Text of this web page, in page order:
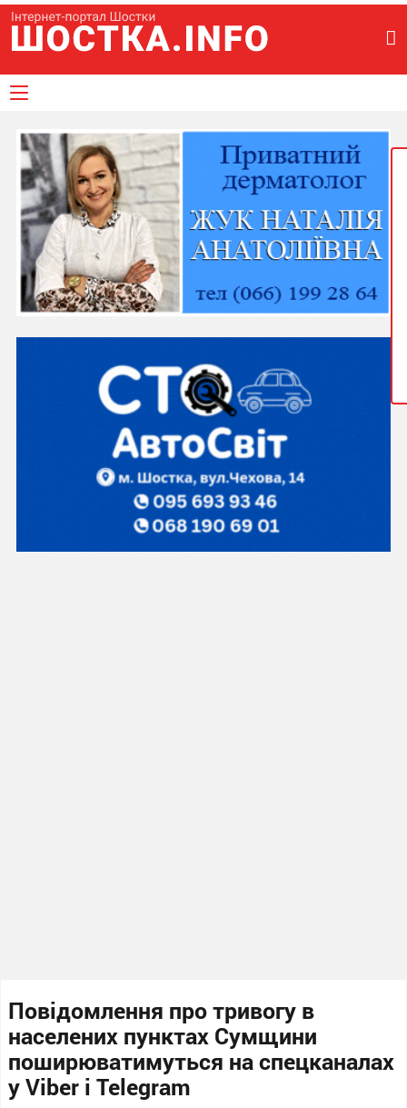
Повідомлення про тривогу в
населених пунктах Сумщини
поширюватимуться на спецканалах
у Viber i Telegram